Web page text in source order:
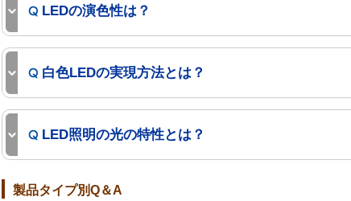
LEDの演色性は？
白色LEDの実現方法とは？
LED照明の光の特性とは？
製品タイプ別Q＆A